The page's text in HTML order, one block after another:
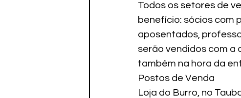
Todos os setores de
benefício: sócios com
aposentados,
serão vendidos com a
também na hora da
Postos de Venda
Loja do Burro, no